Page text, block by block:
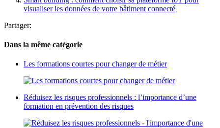
visualiser les données de votre bâtiment connecté
Partager:
Dans la même catégorie
Les formations courtes pour changer de métier
Réduisez les risques professionnels : l’importance d’une
formation en prévention des risques